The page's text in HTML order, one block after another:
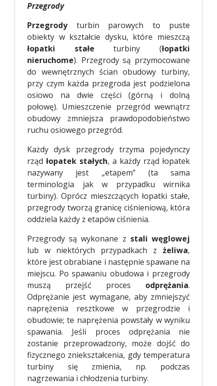
Przegrody
Przegrodyturbin parowych to puste
obiekty w kształcie dysku, które mieszczą
łopatki stałe turbiny (łopatki
nieruchome). Przegrody są przymocowane
do wewnętrznych ścian obudowy turbiny,
przy czym każda przegroda jest podzielona
osiowo na dwie części (górną i dolną
połowę). Umieszczenie przegród wewnątrz
obudowy zmniejsza prawdopodobieństwo
ruchu osiowego przegród.
Każdy dysk przegrody trzyma pojedynczy
rząd łopatek stałych, a każdy rząd łopatek
nazywany jest „etapem” (ta sama
terminologia jak w przypadku wirnika
turbiny). Oprócz mieszczących łopatki stałe,
przegrody tworzą granicę ciśnieniową, która
oddziela każdy z etapów ciśnienia.
Przegrody są wykonane z stali węglowej
lub w niektórych przypadkach z żeliwa,
które jest obrabiane i następnie spawane na
miejscu. Po spawaniu obudowa i przegrody
muszą przejść proces odprężania.
Odprężanie jest wymagane, aby zmniejszyć
naprężenia resztkowe w przegrodzie i
obudowie; te naprężenia powstały w wyniku
spawania. Jeśli proces odprężania nie
zostanie przeprowadzony, może dojść do
fizycznego zniekształcenia, gdy temperatura
turbiny się zmienia, np. podczas
nagrzewania i chłodzenia turbiny.